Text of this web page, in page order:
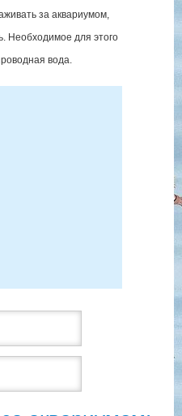
за аквариумом,
Необходимое для этого
вода.